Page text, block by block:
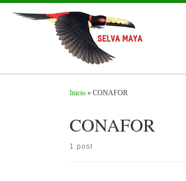
Skip to content
Inicio » CONAFOR
CONAFOR
1 post